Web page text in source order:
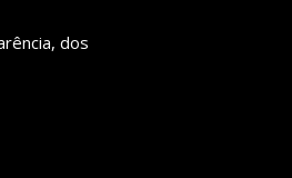
dos